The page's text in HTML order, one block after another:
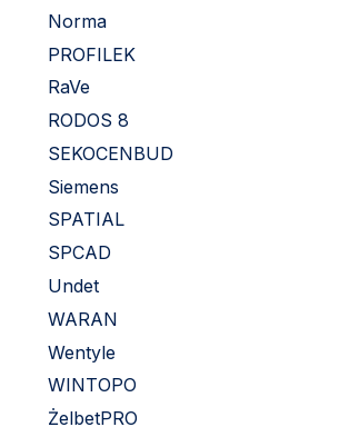
Norma
PROFILEK
RaVe
RODOS 8
SEKOCENBUD
Siemens
SPATIAL
SPCAD
Undet
WARAN
Wentyle
WINTOPO
ŻelbetPRO